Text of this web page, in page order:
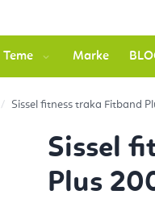
Teme Marke
Sissel fitness traka Fitband
Sissel
Plus